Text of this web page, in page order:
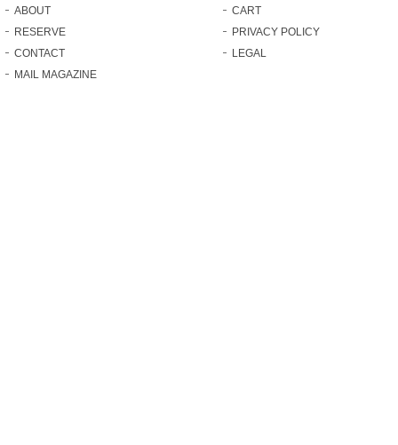
ABOUT
RESERVE
CONTACT
MAIL MAGAZINE
CART
PRIVACY POLICY
LEGAL